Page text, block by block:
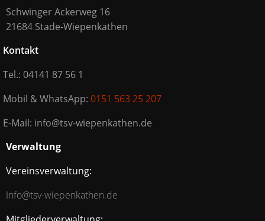
Schwinger Ackerweg 16
21684 Stade-Wiepenkathen
Kontakt
Tel.: 04141 87 56 1
Mobil & WhatsApp: 0151 563 25 207
E-Mail: info@tsv-wiepenkathen.de
Verwaltung
Vereinsverwaltung:
Info@tsv-wiepenkathen.de